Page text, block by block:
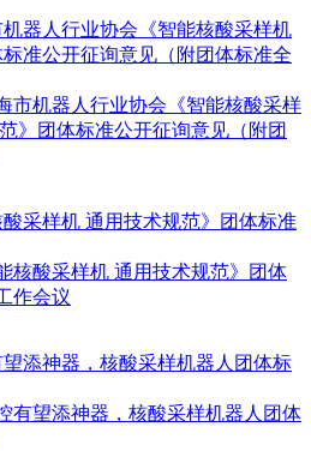
市机器人行业协会《智能核酸采样
》团体标准公开征询意见（附团
核酸采样机 通用技术规范》团体
作会议
有望添神器，核酸采样机器人团体